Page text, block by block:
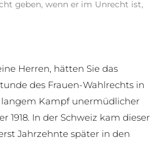
geben, wenn er im Unrecht ist,
Herren, hätten Sie das
des Frauen-Wahlrechts in
unermüdlicher
1918. In der Schweiz kam dieser
Jahrzehnte später in den